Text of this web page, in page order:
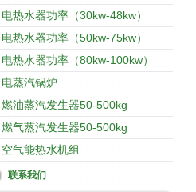
电热水器功率（30kw-48kw）
电热水器功率（50kw-75kw）
电热水器功率（80kw-100kw）
电蒸汽锅炉
燃油蒸汽发生器50-500kg
燃气蒸汽发生器50-500kg
空气能热水机组
联系我们